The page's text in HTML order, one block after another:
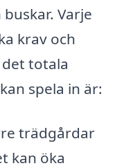
Varje
krav och
totala
spela in är:
trädgårdar
kan öka